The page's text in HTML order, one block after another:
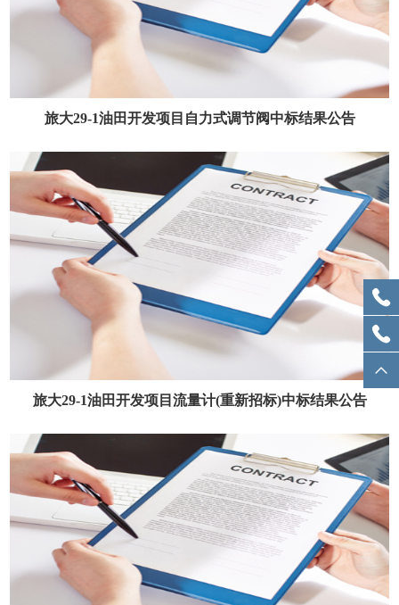
旅大29-1油田开发项目自力式调节阀中标结果公告
旅大29-1油田开发项目流量计(重新招标)中标结果公告